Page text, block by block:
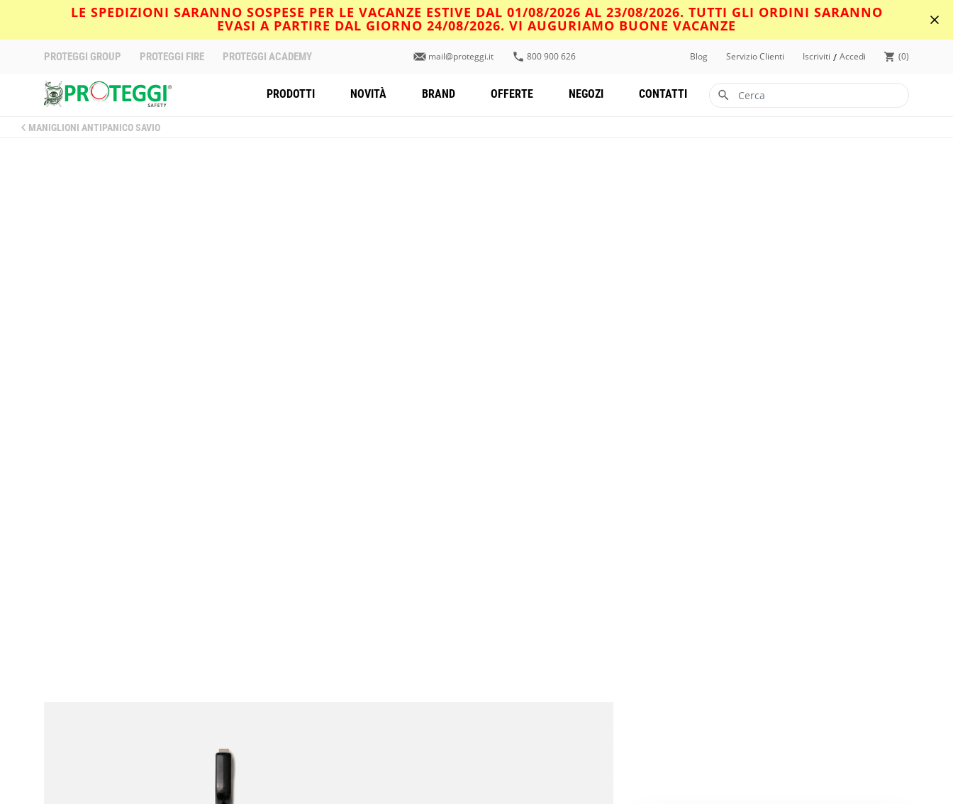
LE SPEDIZIONI SARANNO SOSPESE PER LE VACANZE ESTIVE DAL 01/08/2026 AL 23/08/2026. TUTTI GLI ORDINI SARANNO
EVASI A PARTIRE DAL GIORNO 24/08/2026. VI AUGURIAMO BUONE VACANZE
PROTEGGI GROUP PROTEGGI FIRE PROTEGGI ACADEMY mail@proteggi.it 800 900 626 Blog Servizio Clienti Iscriviti / Accedi 0
PRODOTTI NOVITÀ BRAND OFFERTE NEGOZI CONTATTI
MANIGLIONI ANTIPANICO SAVIO